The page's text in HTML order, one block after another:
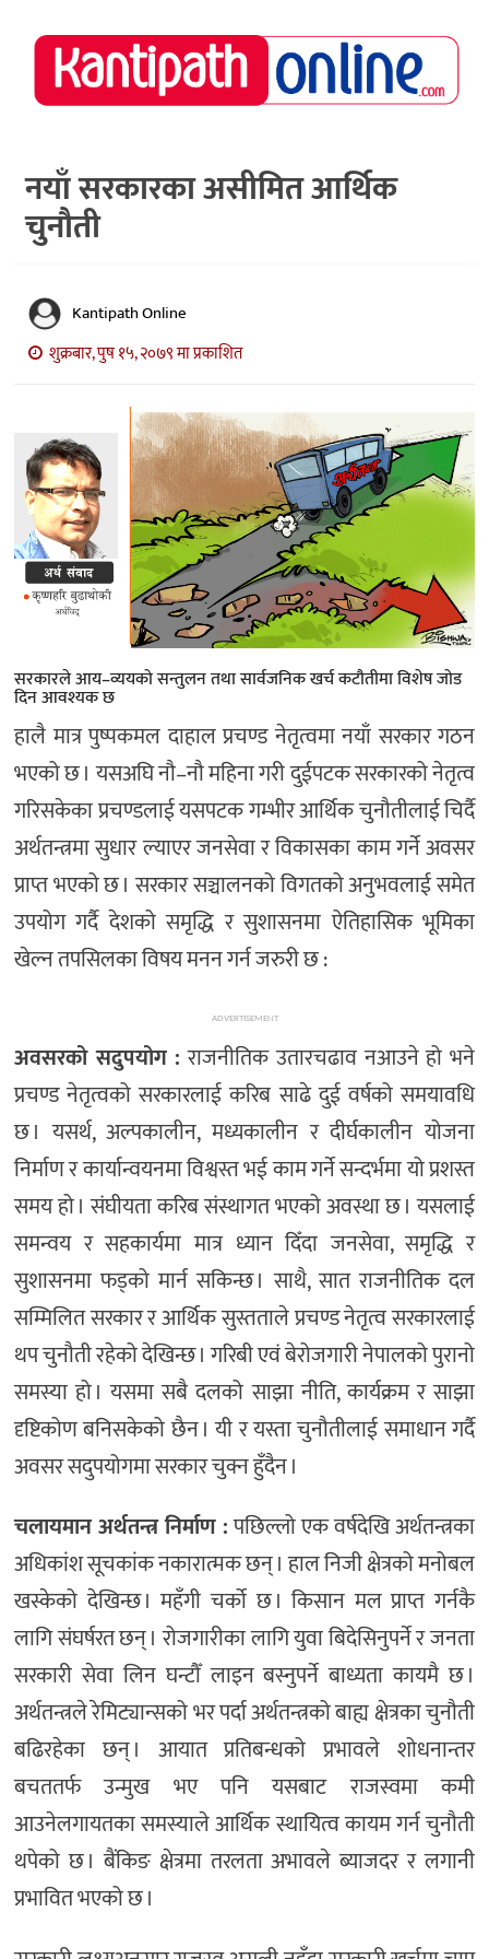
राष्ट्रिय
समाचार
नेपाल
अर्थ/
पर्यटन
मनोरञ्जन
स्वास्थ्य
अन्तर्वार्ता/
विचार
अन्तर्राष्ट्रिय/
प्रवास
भिडियो
राशिफल
English
नयाँ सरकारका असीमित आर्थिक
चुनौती
Kantipath Online
शुक्रबार, पुष १५, २०७९ मा प्रकाशित
सरकारले आय–व्ययको सन्तुलन तथा सार्वजनिक खर्च कटौतीमा विशेष जोड
दिन आवश्यक छ
हालै मात्र पुष्पकमल दाहाल प्रचण्ड नेतृत्वमा नयाँ सरकार गठन
भएको छ । यसअघि नौ–नौ महिना गरी दुईपटक सरकारको नेतृत्व
गरिसकेका प्रचण्डलाई यसपटक गम्भीर आर्थिक चुनौतीलाई चिर्दै
अर्थतन्त्रमा सुधार ल्याएर जनसेवा र विकासका काम गर्ने अवसर
प्राप्त भएको छ । सरकार सञ्चालनको विगतको अनुभवलाई समेत
उपयोग गर्दै देशको समृद्धि र सुशासनमा ऐतिहासिक भूमिका
खेल्न तपसिलका विषय मनन गर्न जरुरी छ :
ADVERTISEMENT
अवसरको सदुपयोग : राजनीतिक उतारचढाव नआउने हो भने
प्रचण्ड नेतृत्वको सरकारलाई करिब साढे दुई वर्षको समयावधि
छ । यसर्थ, अल्पकालीन, मध्यकालीन र दीर्घकालीन योजना
निर्माण र कार्यान्वयनमा विश्वस्त भई काम गर्ने सन्दर्भमा यो प्रशस्त
समय हो । संघीयता करिब संस्थागत भएको अवस्था छ । यसलाई
समन्वय र सहकार्यमा मात्र ध्यान दिँदा जनसेवा, समृद्धि र
सुशासनमा फड्को मार्न सकिन्छ । साथै, सात राजनीतिक दल
सम्मिलित सरकार र आर्थिक सुस्तताले प्रचण्ड नेतृत्व सरकारलाई
थप चुनौती रहेको देखिन्छ । गरिबी एवं बेरोजगारी नेपालको पुरानो
समस्या हो । यसमा सबै दलको साझा नीति, कार्यक्रम र साझा
दृष्टिकोण बनिसकेको छैन । यी र यस्ता चुनौतीलाई समाधान गर्दै
अवसर सदुपयोगमा सरकार चुक्न हुँदैन ।
चलायमान अर्थतन्त्र निर्माण :पछिल्लो एक वर्षदेखि अर्थतन्त्रका
अधिकांश सूचकांक नकारात्मक छन् । हाल निजी क्षेत्रको मनोबल
खस्केको देखिन्छ । महँगी चर्को छ । किसान मल प्राप्त गर्नकै
लागि संघर्षरत छन् । रोजगारीका लागि युवा बिदेसिनुपर्ने र जनता
सरकारी सेवा लिन घन्टौँ लाइन बस्नुपर्ने बाध्यता कायमै छ ।
अर्थतन्त्रले रेमिट्यान्सको भर पर्दा अर्थतन्त्रको बाह्य क्षेत्रका चुनौती
बढिरहेका छन् । आयात प्रतिबन्धको प्रभावले शोधनान्तर
बचततर्फ उन्मुख भए पनि यसबाट राजस्वमा कमी
आउनेलगायतका समस्याले आर्थिक स्थायित्व कायम गर्न चुनौती
थपेको छ । बैंकिङ क्षेत्रमा तरलता अभावले ब्याजदर र लगानी
प्रभावित भएको छ ।